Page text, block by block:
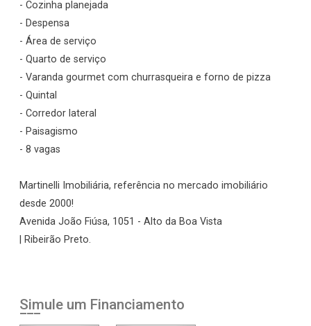
- Cozinha planejada
- Despensa
- Área de serviço
- Quarto de serviço
- Varanda gourmet com churrasqueira e forno de pizza
- Quintal
- Corredor lateral
- Paisagismo
- 8 vagas
Martinelli Imobiliária, referência no mercado imobiliário
desde 2000!
Avenida João Fiúsa, 1051 - Alto da Boa Vista
| Ribeirão Preto.
Simule um Financiamento